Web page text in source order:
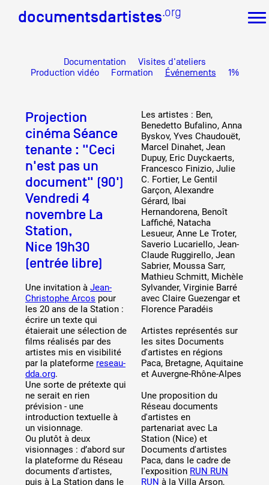
documentsdartistes.org
documentsdartistes.org
Documents d'artistes PACA
Partenaires
Crédits
Actions
Documentation
Visites d'ateliers
Production vidéo
Formation
Événements
1% œuvres dans l'espace public
Réseau documents d'artistes
De A à Z
Année par année
Collection vidéos
Candidater
Contact
Documentation
Visites d'ateliers
Production vidéo
Formation Événements 1%
Projection
cinéma Séance
tenante : "Ceci
n'est pas un
document" (90')
Vendredi 4
novembre La
Station,
Nice 19h30
(entrée libre)
Une invitation à Jean-
Christophe Arcos pour
les 20 ans de la Station :
écrire un texte qui
étaierait une sélection de
films réalisés par des
artistes mis en visibilité
par la plateforme reseau-
dda.org.
Une sorte de prétexte qui
ne serait en rien
prévision - une
introduction textuelle à
un visionnage.
Ou plutôt à deux
visionnages : d’abord sur
la plateforme du Réseau
documents d'artistes,
puis à La Station dans le
Les artistes : Ben,
Benedetto Bufalino, Anna
Byskov, Yves Chaudouët,
Marcel Dinahet, Jean
Dupuy, Eric Duyckaerts,
Francesco Finizio, Julie
C. Fortier, Le Gentil
Garçon, Alexandre
Gérard, Ibai
Hernandorena, Benoît
Laffiché, Natacha
Lesueur, Anne Le Troter,
Saverio Lucariello, Jean-
Claude Ruggirello, Jean
Sabrier, Moussa Sarr,
Mathieu Schmitt, Michèle
Sylvander, Virginie Barré
avec Claire Guezengar et
Florence Paradéis
Artistes représentés sur
les sites Documents
d'artistes en régions
Paca, Bretagne, Aquitaine
et Auvergne-Rhône-Alpes
Une proposition du
Réseau documents
d'artistes en
partenariat avec La
Station (Nice) et
Documents d'artistes
Paca, dans le cadre de
l'exposition RUN RUN
RUN à la Villa Arson,